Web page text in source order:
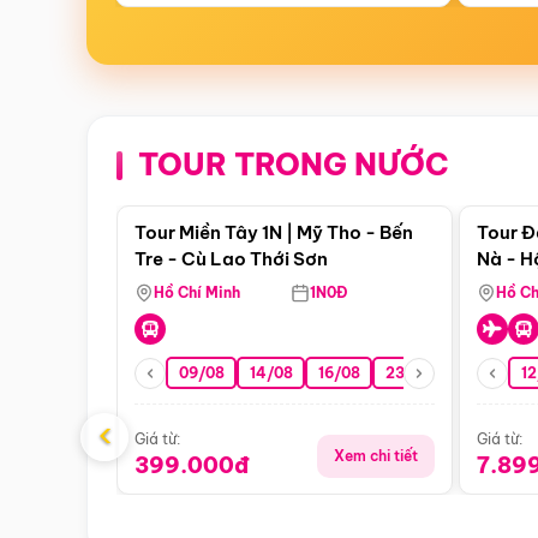
TOUR TRONG NƯỚC
Điểm nổi bật
Tour Miền Tây 1N | Mỹ Tho - Bến
Tre - Cù Lao Thới Sơn
Hồ Chí Minh 1N0Đ
09/08 14/08 16/08 23/08 30/08
Giá từ:
399.000đ Xem chi tiết
Tour
Nà -
Nha
Hồ
Giá từ:
‹